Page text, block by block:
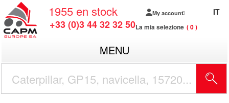
1955 en stock
+33 (0)3 44 32 32 50
My account
La mia selezione 0
IT
MENU